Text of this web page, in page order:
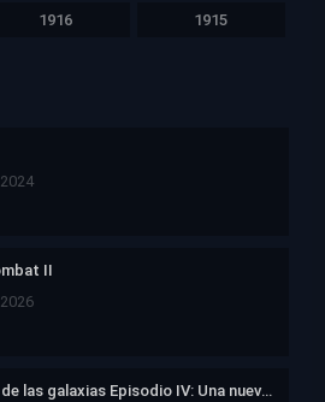
1916 1915
2024
II
2026
La guerra de las galaxias Episodio IV: Una nueva esperanza